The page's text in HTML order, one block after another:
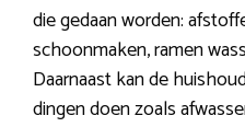
die gedaan worden:
schoonmaken, ramen
Daarnaast kan de
dingen doen zoals